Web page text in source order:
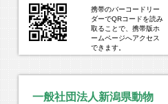
携帯のバーコードリー
ダーでQRコードを読み
取ることで、携帯版ホ
ームページへアクセス
できます。
一般社団法人新潟県動物